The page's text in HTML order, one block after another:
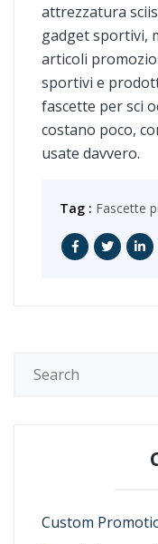
attrezzatura
gadget sportivi,
articoli
sportivi e
fascette per sci
costano poco,
usate davvero.
Tag : Fascette
Custom